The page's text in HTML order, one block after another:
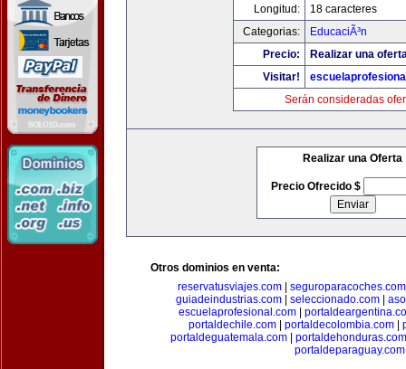
Longitud:
18 caracteres
Categorias:
EducaciÃ³n
Precio:
Realizar una
Visitar!
Serán consideradas
Realizar una Oferta
Precio Ofrecido $
Otros dominios en venta:
reservatusviajes.com| seguroparacoches.com
guiadeindustrias.com
seleccionado.com
escuelaprofesional.com
portaldechile.com
portaldecolombia.com
portaldeguatemala.com
portaldehonduras.com
portaldeparaguay.com